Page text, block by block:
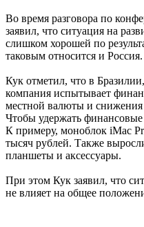
Во время разговора по
заявил, что ситуация на
слишком хорошей по
таковым относится и Россия.
Кук отметил, что в
компания испытывает
местной валюты и снижения
Чтобы удержать
К примеру, моноблок iMac
тысяч рублей. Также
планшеты и аксессуары.
При этом Кук заявил, что
не влияет на общее